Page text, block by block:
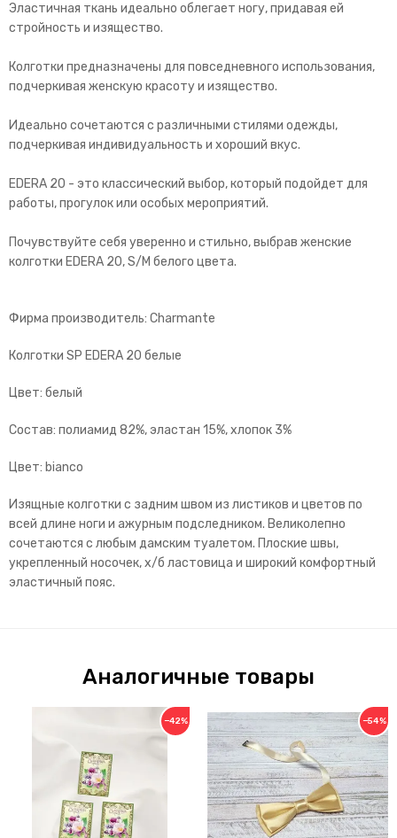
Эластичная ткань идеально облегает ногу, придавая ей
стройность и изящество.
Колготки предназначены для повседневного использования,
подчеркивая женскую красоту и изящество.
Идеально сочетаются с различными стилями одежды,
подчеркивая индивидуальность и хороший вкус.
EDERA 20 - это классический выбор, который подойдет для
работы, прогулок или особых мероприятий.
Почувствуйте себя уверенно и стильно, выбрав женские
колготки EDERA 20, S/M белого цвета.
Фирма производитель: Charmante
Колготки SP EDERA 20 белые
Цвет: белый
Состав: полиамид 82%, эластан 15%, хлопок 3%
Цвет: bianco
Изящные колготки с задним швом из листиков и цветов по
всей длине ноги и ажурным подследником. Великолепно
сочетаются с любым дамским туалетом. Плоские швы,
укрепленный носочек, х/б ластовица и широкий комфортный
эластичный пояс.
Аналогичные товары
−42% −54%